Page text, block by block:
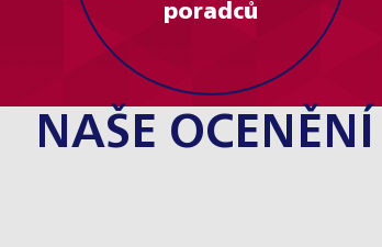
poradců
NAŠE OCENĚNÍ